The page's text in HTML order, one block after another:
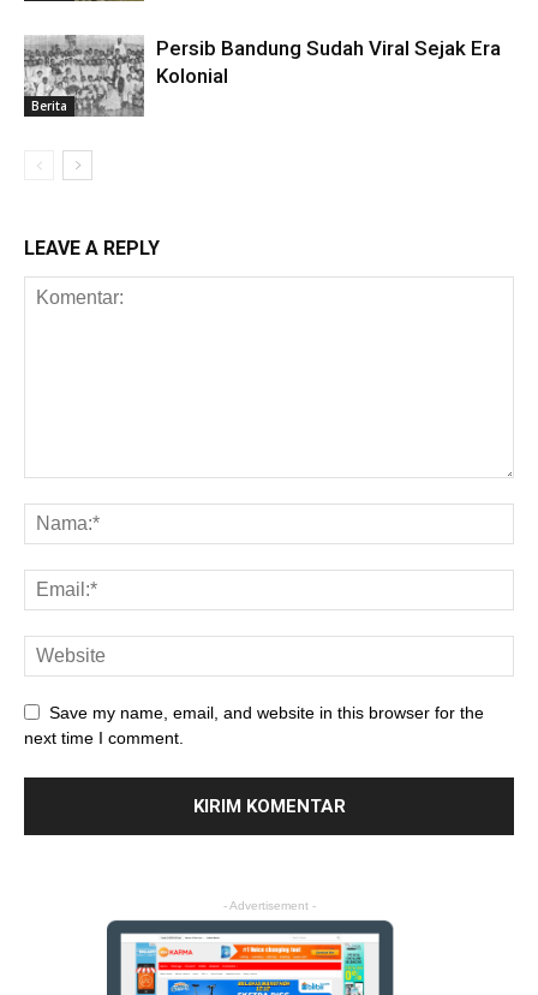
Berita
Persib Bandung Sudah Viral Sejak Era
Kolonial
LEAVE A REPLY
Save my name, email, and website in this browser for the
next time I comment.
- Advertisement -